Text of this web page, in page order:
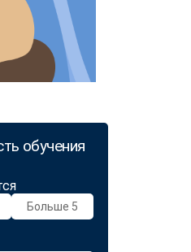
обучения
Больше 5